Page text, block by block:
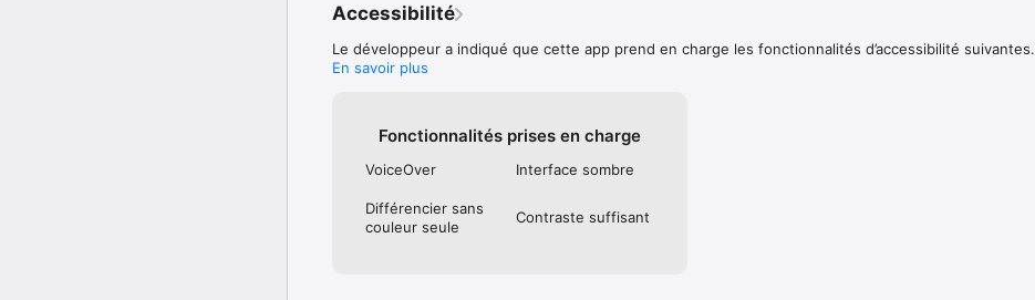
Accessibilité
Le développeur a indiqué que cette app prend en charge les fonctionnalités d’accessibilité suivantes.
En savoir plus
Fonctionnalités prises en charge
VoiceOver Interface sombre
Différencier sans
couleur seule
Contraste suffisant